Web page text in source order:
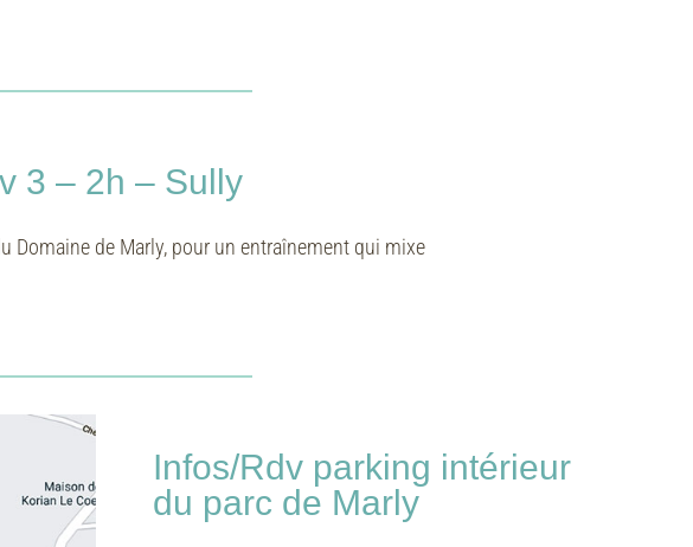
3 – 2h – Sully
Domaine de Marly, pour un entraînement qui mixe
Infos/Rdv parking intérieur
du parc de Marly